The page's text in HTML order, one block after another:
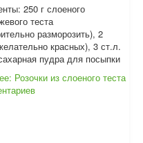
250 г слоеного
теста
разморозить), 2
красных), 3 ст.л.
пудра для посыпки
Розочки из слоеного теста